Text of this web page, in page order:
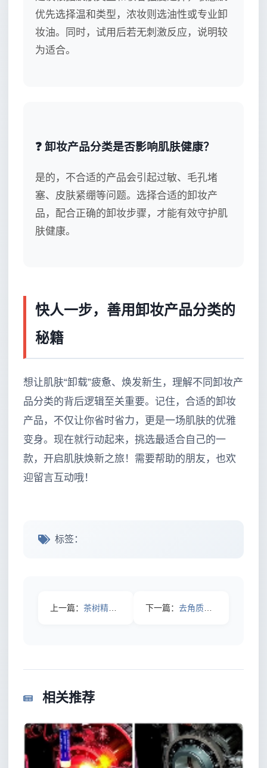
优先选择温和类型，浓妆则选油性或专业卸
妆油。同时，试用后若无刺激反应，说明较
为适合。
❓ 卸妆产品分类是否影响肌肤健康？
是的，不合适的产品会引起过敏、毛孔堵
塞、皮肤紧绷等问题。选择合适的卸妆产
品，配合正确的卸妆步骤，才能有效守护肌
肤健康。
快人一步，善用卸妆产品分类的
秘籍
想让肌肤“卸载”疲惫、焕发新生，理解不同卸妆产
品分类的背后逻辑至关重要。记住，合适的卸妆
产品，不仅让你省时省力，更是一场肌肤的优雅
变身。现在就行动起来，挑选最适合自己的一
款，开启肌肤焕新之旅！需要帮助的朋友，也欢
迎留言互动哦！
标签：
上一篇： 茶树精油祛痘秘籍：天然植物力量的革命性突破 下一篇： 去角质注意事项：掌握正确方法，焕发自然光采
相关推荐